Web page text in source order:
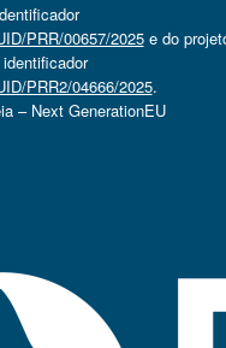
PRR/00657/2025e do
PRR2/04666/2025.
– Next GenerationEU